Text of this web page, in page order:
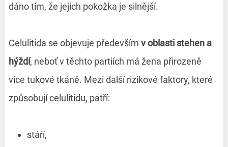
dáno tím, že jejich pokožka je silnější.
Celulitida se objevuje především v oblasti stehen a
hýždí, neboť v těchto partiích má žena přirozeně
více tukové tkáně. Mezi další rizikové faktory, které
způsobují celulitidu, patří:
stáří,